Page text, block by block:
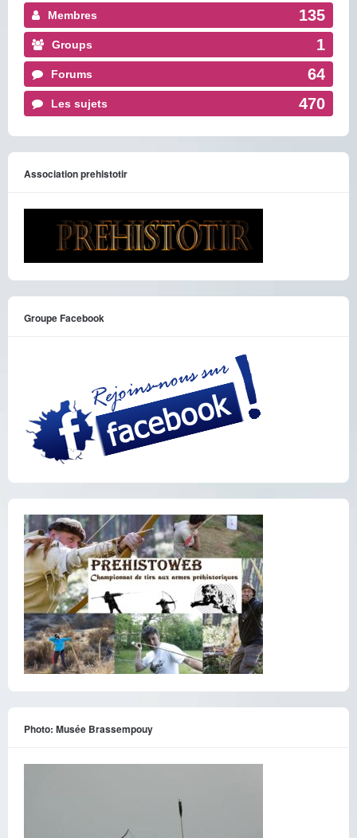
Membres 135
Groups 1
Forums 64
Les sujets 470
Association prehistotir
Groupe Facebook
Photo: Musée Brassempouy